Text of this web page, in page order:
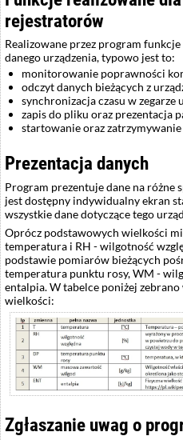
rejestratorów
Realizowane przez program
danego urządzenia, typowo jest to:
monitorowanie poprawności
odczyt danych bieżących z
synchronizacja czasu w zegarze
zapis do pliku oraz prezentacja
startowanie oraz
Prezentacja danych
Program prezentuje dane na różne
jest dostępny indywidualny ekran
wszystkie dane dotyczące tego
Oprócz podstawowych wielkości
temperatura i RH - wilgotność
podstawie pomiarów bieżących
temperatura punktu rosy, WM -
entalpia. W tabelce poniżej
wielkości:
Zgłaszanie uwag o